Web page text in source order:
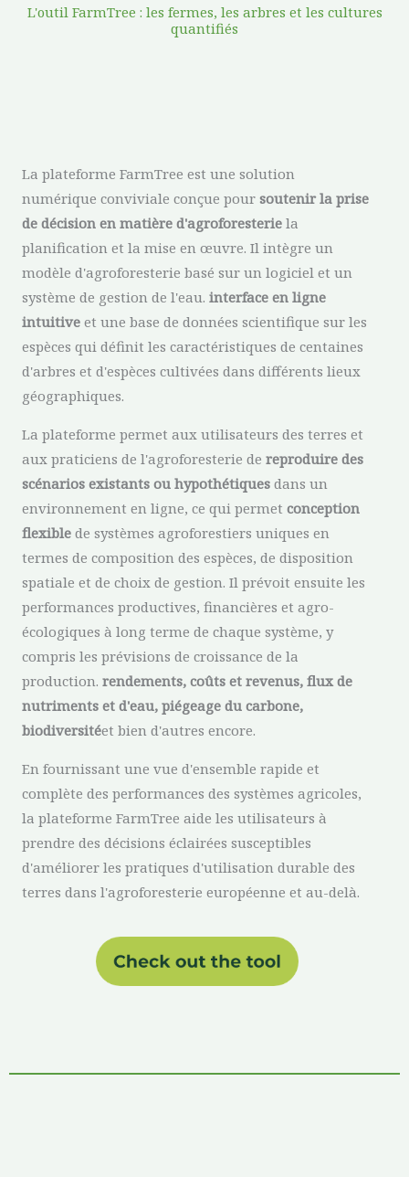
L'outil FarmTree : les fermes, les arbres et les cultures
quantifiés
La plateforme FarmTree est une solution
numérique conviviale conçue pour soutenir la prise
de décision en matière d'agroforesterie la
planification et la mise en œuvre. Il intègre un
modèle d'agroforesterie basé sur un logiciel et un
système de gestion de l'eau. interface en ligne
intuitive et une base de données scientifique sur les
espèces qui définit les caractéristiques de centaines
d'arbres et d'espèces cultivées dans différents lieux
géographiques.
La plateforme permet aux utilisateurs des terres et
aux praticiens de l'agroforesterie de reproduire des
scénarios existants ou hypothétiques dans un
environnement en ligne, ce qui permet conception
flexible de systèmes agroforestiers uniques en
termes de composition des espèces, de disposition
spatiale et de choix de gestion. Il prévoit ensuite les
performances productives, financières et agro-
écologiques à long terme de chaque système, y
compris les prévisions de croissance de la
production. rendements, coûts et revenus, flux de
nutriments et d'eau, piégeage du carbone,
biodiversitéet bien d'autres encore.
En fournissant une vue d'ensemble rapide et
complète des performances des systèmes agricoles,
la plateforme FarmTree aide les utilisateurs à
prendre des décisions éclairées susceptibles
d'améliorer les pratiques d'utilisation durable des
terres dans l'agroforesterie européenne et au-delà.